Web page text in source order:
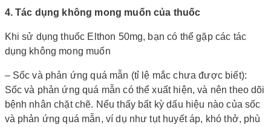
4. Tác dụng không mong muốn của thuốc
Khi sử dụng thuốc Elthon 50mg, bạn có thể gặp các tác
dụng không mong muốn
– Sốc và phản ứng quá mẫn (tỉ lệ mắc chưa được biết):
Sốc và phản ứng quá mẫn có thể xuất hiện, và nên theo dõi
bệnh nhân chặt chẽ. Nếu thấy bất kỳ dấu hiệu nào của sốc
và phản ứng quá mẫn, ví dụ như tụt huyết áp, khó thở, phù